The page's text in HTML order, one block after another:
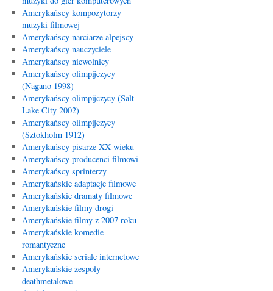
Amerykańscy kompozytorzy
muzyki filmowej
Amerykańscy narciarze alpejscy
Amerykańscy nauczyciele
Amerykańscy niewolnicy
Amerykańscy olimpijczycy
(Nagano 1998)
Amerykańscy olimpijczycy (Salt
Lake City 2002)
Amerykańscy olimpijczycy
(Sztokholm 1912)
Amerykańscy pisarze XX wieku
Amerykańscy producenci filmowi
Amerykańscy sprinterzy
Amerykańskie adaptacje filmowe
Amerykańskie dramaty filmowe
Amerykańskie filmy drogi
Amerykańskie filmy z 2007 roku
Amerykańskie komedie
romantyczne
Amerykańskie seriale internetowe
Amerykańskie zespoły
deathmetalowe